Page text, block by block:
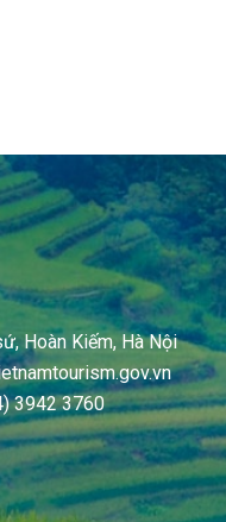
Hoàn Kiếm, Hà Nội
3942 3760